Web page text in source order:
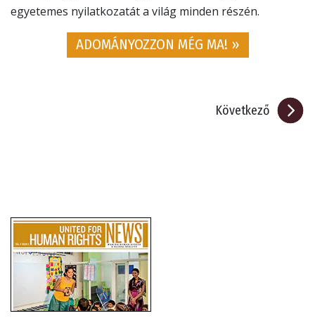
egyetemes nyilatkozatát a világ minden részén.
ADOMÁNYOZZON MÉG MA! »
Következő